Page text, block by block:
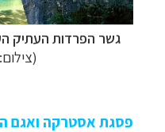
גשר הפרדות העתיק
(צילום: MEDRAFT)
פסגת אסטרקה ואגם
תכנוןטיולים
תכנון
קרוזים